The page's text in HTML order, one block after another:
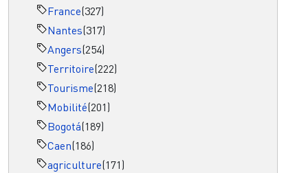
France(327)
Nantes(317)
Angers(254)
Territoire(222)
Tourisme(218)
Mobilité(201)
Bogotá(189)
Caen(186)
agriculture(171)